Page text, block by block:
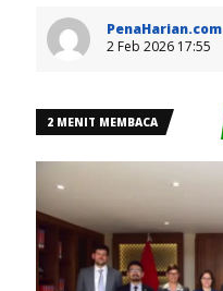
PenaHarian.com
2 Feb 2026 17:55
2 MENIT MEMBACA